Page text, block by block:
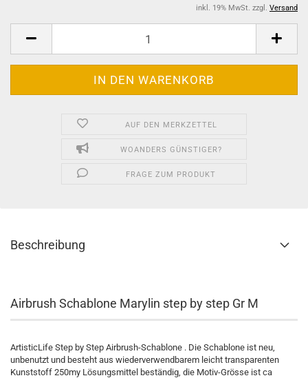
inkl. 19% MwSt. zzgl. Versand
AUF DEN MERKZETTEL
WOANDERS GÜNSTIGER?
FRAGE ZUM PRODUKT
Beschreibung
Airbrush Schablone Marylin step by step Gr M
ArtisticLife Step by Step Airbrush-Schablone . Die Schablone ist neu,
unbenutzt und besteht aus wiederverwendbarem leicht transparenten
Kunststoff 250my Lösungsmittel beständig, die Motiv-Grösse ist ca